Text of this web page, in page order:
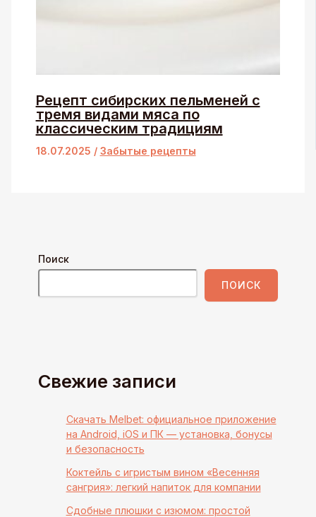
Рецепт сибирских пельменей с
тремя видами мяса по
классическим традициям
18.07.2025 / Забытые рецепты
Поиск
ПОИСК
Свежие записи
Скачать Melbet: официальное приложение
на Android, iOS и ПК — установка, бонусы
и безопасность
Коктейль с игристым вином «Весенняя
сангрия»: легкий напиток для компании
Сдобные плюшки с изюмом: простой